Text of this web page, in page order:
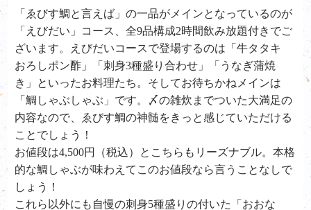
「ゑびす鯛と言えば」の一品がメインとなっているのが
「えびだい」コース、全9品構成2時間飲み放題付きでご
ざいます。えびだいコースで登場するのは「牛タタキ
おろしポン酢」「刺身3種盛り合わせ」「うなぎ蒲焼
き」といったお料理たち。そしてお待ちかねメインは
「鯛しゃぶしゃぶ」です。〆の雑炊までついた大満足の
内容なので、ゑびす鯛の神髄をきっと感じていただける
ことでしょう！
お値段は4,500円（税込）とこちらもリーズナブル。本格
的な鯛しゃぶが味わえてこのお値段なら言うことなしで
しょう！
これら以外にも自慢の刺身5種盛りの付いた「おおな